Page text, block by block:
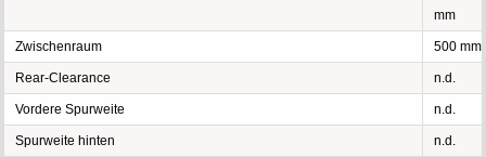
mm
Zwischenraum 500 mm
Rear-Clearance n.d.
Vordere Spurweite n.d.
Spurweite hinten n.d.